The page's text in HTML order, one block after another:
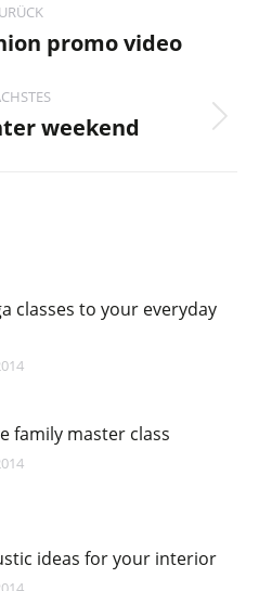
Vorheriger
promo video
Nächster
weekend
classes to your everyday
family master class
ideas for your interior